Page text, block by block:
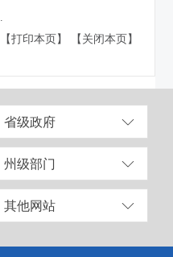
【打印本页】 【关闭本页】
省级政府
州级部门
其他网站